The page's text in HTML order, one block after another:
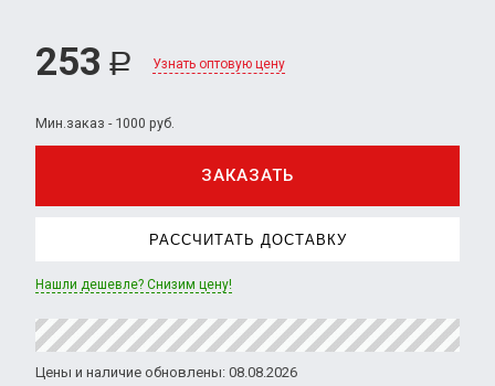
253 Р Узнать оптовую цену
Мин.заказ - 1000 руб.
ЗАКАЗАТЬ
РАССЧИТАТЬ ДОСТАВКУ
Нашли дешевле? Снизим цену!
Цены и наличие обновлены: 08.08.2026